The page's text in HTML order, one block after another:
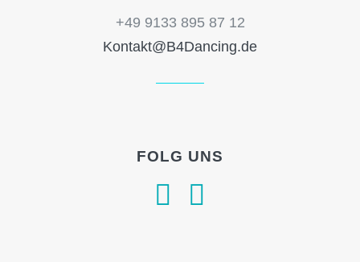
+49 9133 895 87 12
Kontakt@B4Dancing.de
FOLG UNS